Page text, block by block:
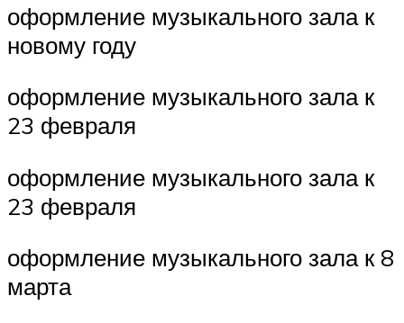
оформление музыкального зала к
новому году
оформление музыкального зала к
23 февраля
оформление музыкального зала к
23 февраля
оформление музыкального зала к 8
марта